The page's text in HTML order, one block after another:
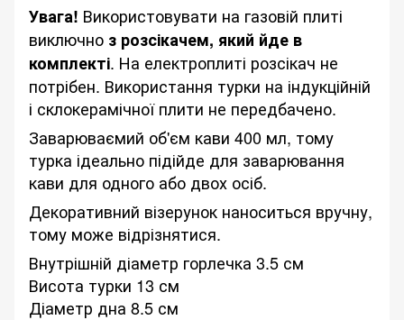
Увага! Використовувати на газовій плиті
виключно з розсікачем, який йде в
комплекті. На електроплиті розсікач не
потрібен. Використання турки на індукційній
і склокерамічної плити не передбачено.
Заварюваємий об'єм кави 400 мл, тому
турка ідеально підійде для заварювання
кави для одного або двох осіб.
Декоративний візерунок наноситься вручну,
тому може відрізнятися.
Внутрішній діаметр горлечка 3.5 см
Висота турки 13 см
Діаметр дна 8.5 см